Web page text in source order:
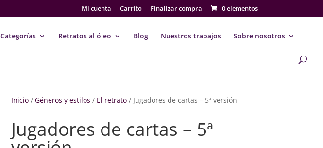
Mi cuenta Carrito Finalizar compra 0 elementos
Categorías Retratos al óleo Blog Nuestros trabajos Sobre nosotros
Inicio/ Géneros y estilos / El retrato/ Jugadores de cartas – 5ª versión
Jugadores de cartas – 5ª